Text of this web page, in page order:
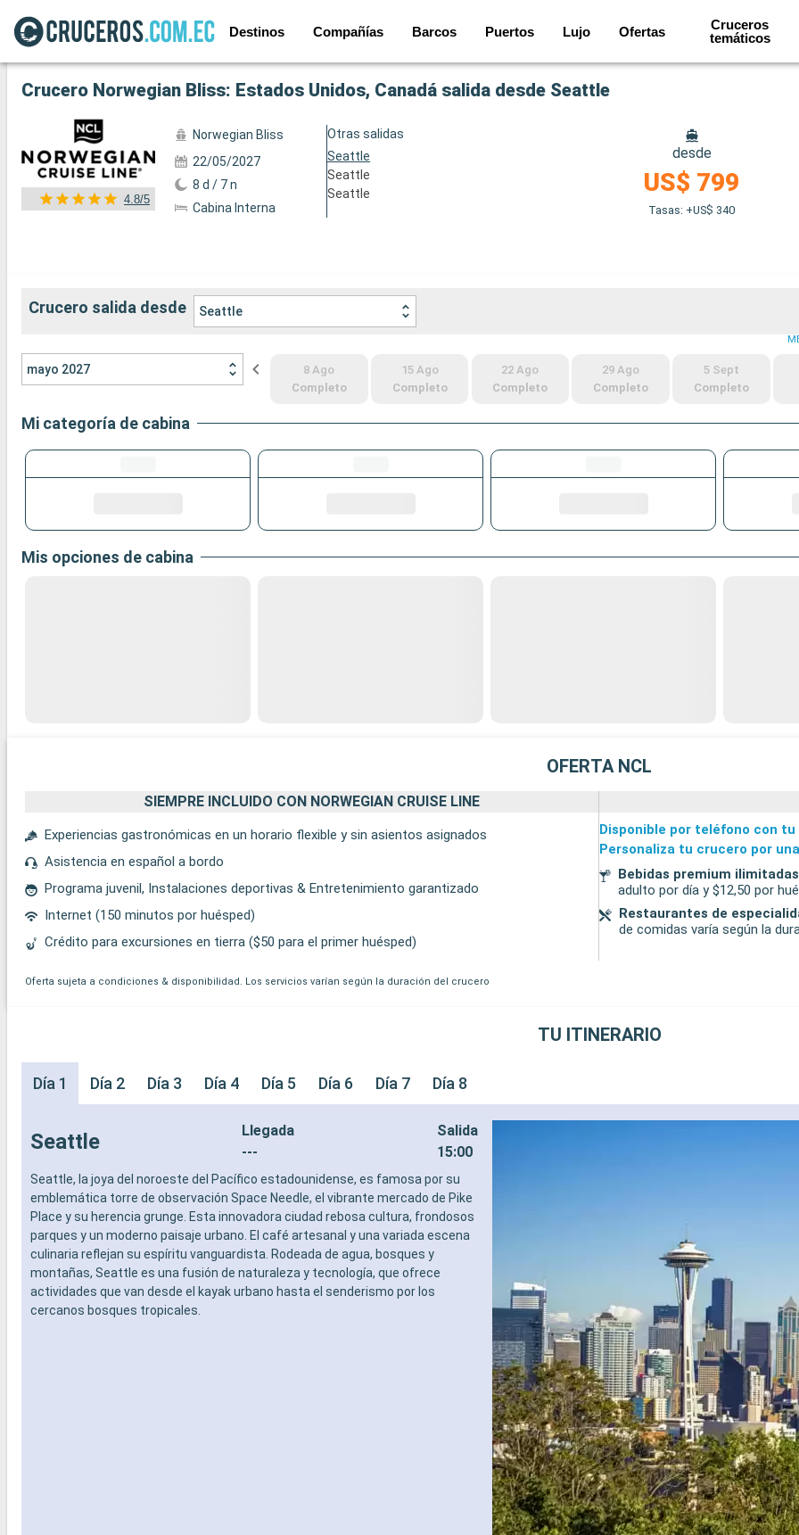
Destinos Compañías Barcos Puertos Lujo Ofertas
Cruceros
temáticos
Ver las 58 fotos siguientes
Crucero Norwegian Bliss: Estados Unidos, Canadá salida desde Seattle
4.8/5
Norwegian Bliss
22/05/2027
8 d / 7 n
Cabina Interna
Otras salidas
Seattle
Seattle
Seattle
desde
US$ 799
Tasas: +US$ 340
Crucero salida desde Seattle
mayo 2027
8 Ago
Completo
15 Ago
Completo
22 Ago
Completo
29 Ago
Completo
5 Sept
Completo
Mi categoría de cabina
Mis opciones de cabina
OFERTA NCL
SIEMPRE INCLUIDO CON NORWEGIAN CRUISE LINE
Experiencias gastronómicas en un horario flexible y sin asientos asignados
Asistencia en español a bordo
Programa juvenil, Instalaciones deportivas & Entretenimiento garantizado
Internet (150 minutos por huésped)
Crédito para excursiones en tierra ($50 para el primer huésped)
Disponible por teléfono con
Personaliza tu crucero por
Bebidas premium ilimitadas
adulto por día y $12,50 por
Restaurantes de
de comidas varía según la
Oferta sujeta a condiciones & disponibilidad. Los servicios varían según la duración del crucero
TU ITINERARIO
Día 1 Día 2 Día 3 Día 4 Día 5 Día 6 Día 7 Día 8
Seattle
Llegada
---
Salida
15:00
Seattle, la joya del noroeste del Pacífico estadounidense, es famosa por su
emblemática torre de observación Space Needle, el vibrante mercado de Pike
Place y su herencia grunge. Esta innovadora ciudad rebosa cultura, frondosos
parques y un moderno paisaje urbano. El café artesanal y una variada escena
culinaria reflejan su espíritu vanguardista. Rodeada de agua, bosques y
montañas, Seattle es una fusión de naturaleza y tecnología, que ofrece
actividades que van desde el kayak urbano hasta el senderismo por los
cercanos bosques tropicales.